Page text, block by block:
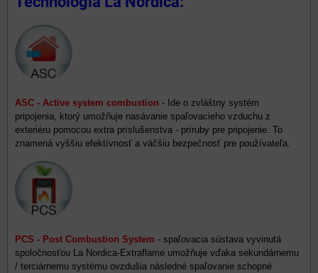
ASC - Active system combustion - Ide o zvláštny systém
pripojenia, ktorý umožňuje nasávanie spaľovacieho vzduchu z
exteriéru pomocou extra príslušenstva - príruby pre pripojenie. To
znamená vyššiu efektívnosť a väčšiu bezpečnosť pre používateľa.
PCS - Post Combustion System - spaľovacia sústava vyvinutá
spoločnosťou La Nordica-Extraflame umožňuje vďaka sekundárnemu
/ terciárnemu systému ovzdušia následné spaľovanie schopné